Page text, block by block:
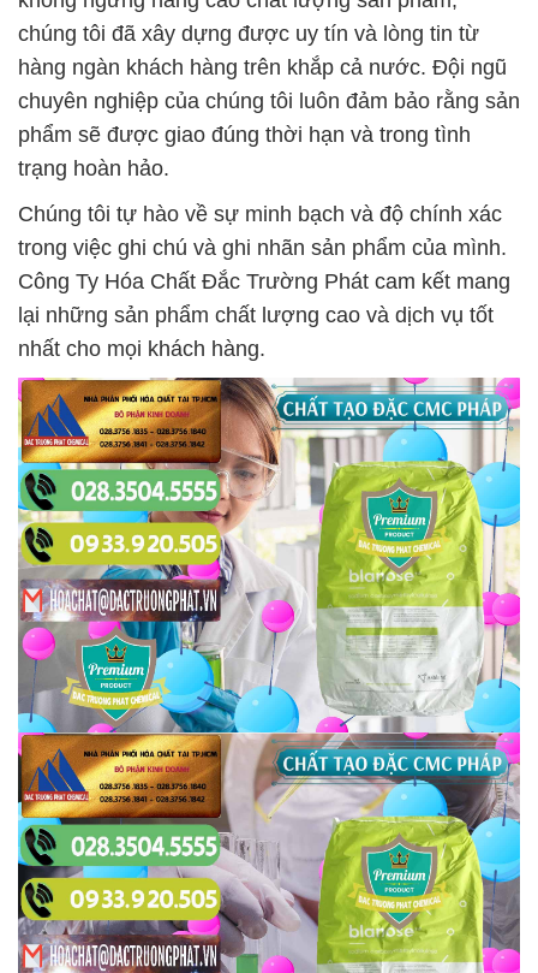
chúng tôi đã xây dựng được uy tín và lòng tin từ
hàng ngàn khách hàng trên khắp cả nước. Đội ngũ
chuyên nghiệp của chúng tôi luôn đảm bảo rằng sản
phẩm sẽ được giao đúng thời hạn và trong tình
trạng hoàn hảo.
Chúng tôi tự hào về sự minh bạch và độ chính xác
trong việc ghi chú và ghi nhãn sản phẩm của mình.
Công Ty Hóa Chất Đắc Trường Phát cam kết mang
lại những sản phẩm chất lượng cao và dịch vụ tốt
nhất cho mọi khách hàng.